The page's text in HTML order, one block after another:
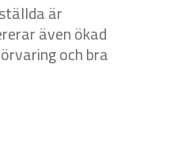
är
även ökad
och bra